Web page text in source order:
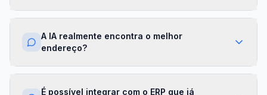
sua franqueadora.
Nossa IA cruza dados de mercado,
financeiras para gerar um score de viabilidade
por região. Você recebe um relatório completo
com recomendações em minutos.
A IA realmente encontra o melhor
endereço?
Sim. O módulo de Geolocalização cruza fluxo
É possível integrar com o ERP que já